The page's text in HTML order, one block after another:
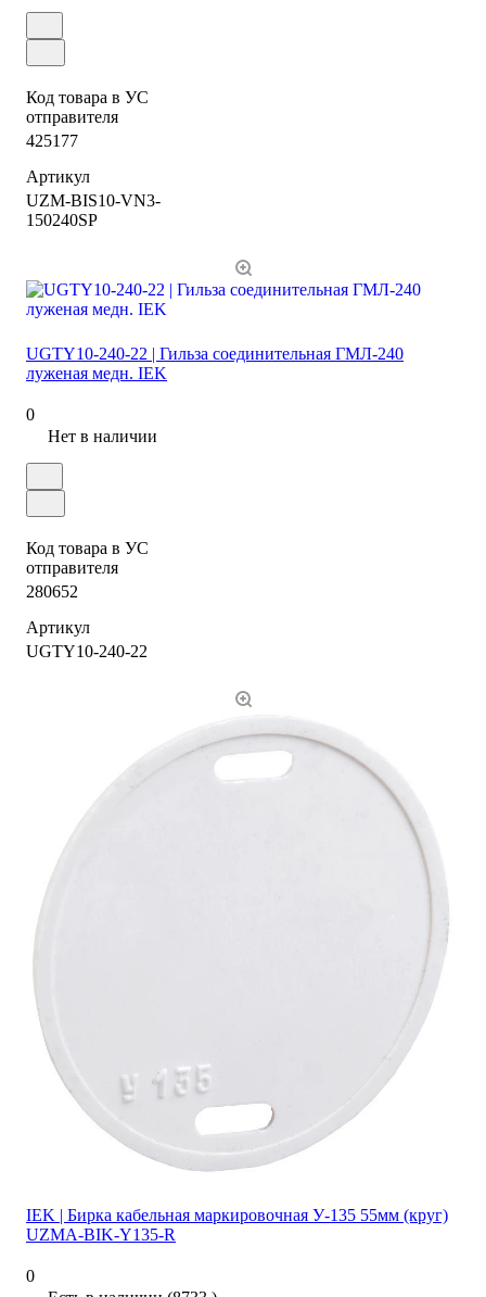
Код товара в УС
отправителя
425177
Артикул
UZM-BIS10-VN3-
150240SP
UGTY10-240-22 | Гильза соединительная ГМЛ-240
луженая медн. IEK
0
Нет в наличии
Код товара в УС
отправителя
280652
Артикул
UGTY10-240-22
IEK | Бирка кабельная маркировочная У-135 55мм (круг)
UZMA-BIK-Y135-R
0